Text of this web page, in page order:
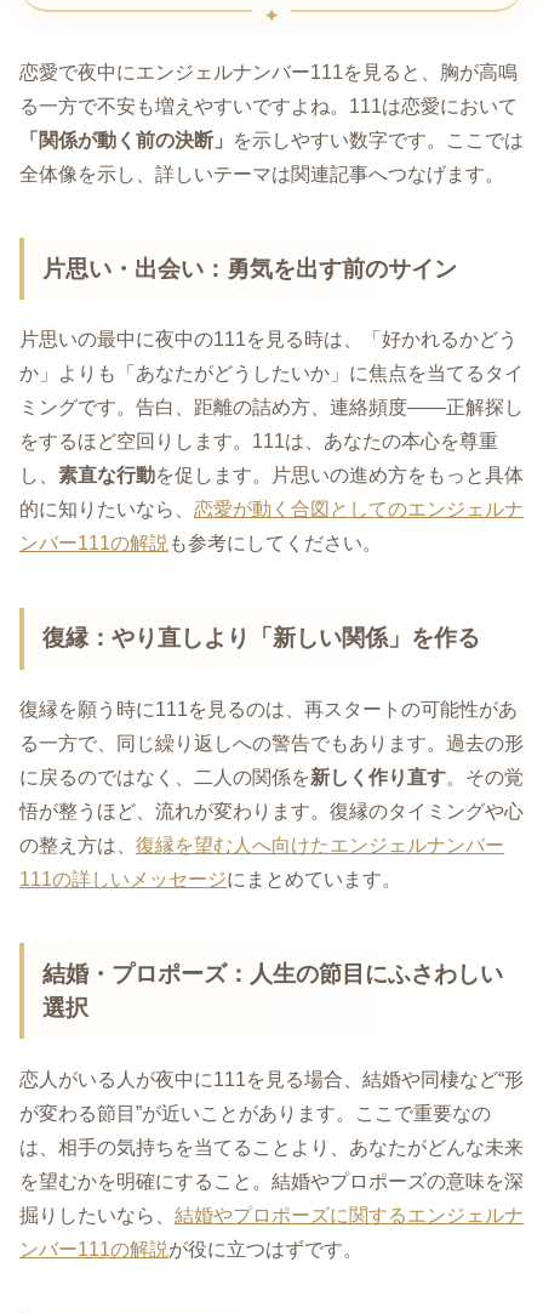
恋愛で夜中にエンジェルナンバー111を見ると、胸が高鳴
る一方で不安も増えやすいですよね。111は恋愛において
「関係が動く前の決断」
を示しやすい数字です。ここでは
全体像を示し、詳しいテーマは関連記事へつなげます。
片思い・出会い：勇気を出す前のサイン
片思いの最中に夜中の111を見る時は、「好かれるかどう
か」よりも「あなたがどうしたいか」に焦点を当てるタイ
ミングです。告白、距離の詰め方、連絡頻度――正解探し
をするほど空回りします。111は、あなたの本心を尊重
し、 素直な行動を促します。片思いの進め方をもっと具体
的に知りたいなら、 恋愛が動く合図としてのエンジェルナ
ンバー111の解説も参考にしてください。
復縁：やり直しより「新しい関係」を作る
復縁を願う時に111を見るのは、再スタートの可能性があ
る一方で、同じ繰り返しへの警告でもあります。過去の形
に戻るのではなく、二人の関係を新しく作り直す。その覚
悟が整うほど、流れが変わります。復縁のタイミングや心
の整え方は、 復縁を望む人へ向けたエンジェルナンバー
111の詳しいメッセージにまとめています。
結婚・プロポーズ：人生の節目にふさわしい
選択
恋人がいる人が夜中に111を見る場合、結婚や同棲など“形
が変わる節目”が近いことがあります。ここで重要なの
は、相手の気持ちを当てることより、あなたがどんな未来
を望むかを明確にすること。結婚やプロポーズの意味を深
掘りしたいなら、 結婚やプロポーズに関するエンジェルナ
ンバー111の解説が役に立つはずです。